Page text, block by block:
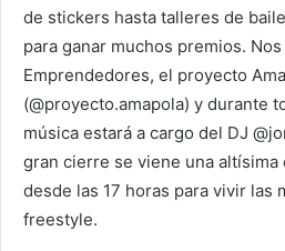
de stickers hasta talleres de
para ganar muchos premios.
Emprendedores, el proyecto
(@proyecto.amapola) y durante
música estará a cargo del DJ
gran cierre se viene una
desde las 17 horas para vivir las
freestyle.